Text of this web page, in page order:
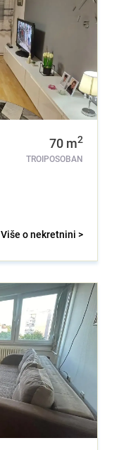
70 m2
TROIPOSOBAN
Više o nekretnini >